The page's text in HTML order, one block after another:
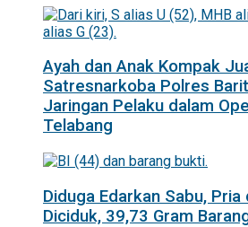
Ayah dan Anak Kompak
Satresnarkoba Polres
Jaringan Pelaku dalam
Telabang
Diduga Edarkan Sabu, Pria
Diciduk, 39,73 Gram